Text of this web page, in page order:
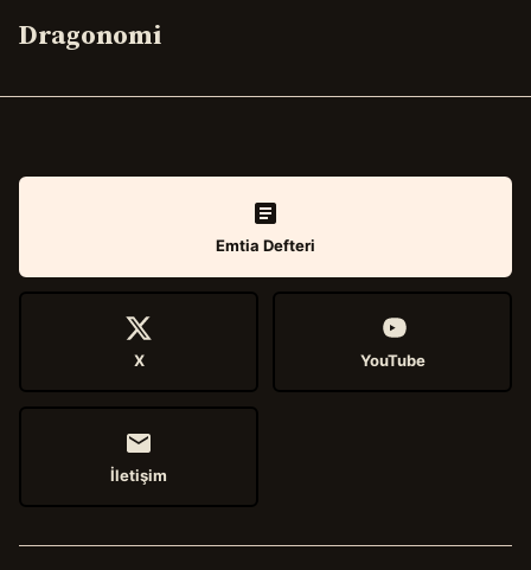
Dragonomi
Emtia Defteri
X YouTube
İletişim